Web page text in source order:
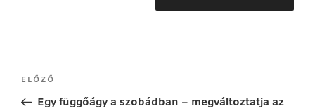
Bejegyzés
navigáció
Korábbi
bejegyzés
ELŐZŐ
Egy függőágy a szobádban – megváltoztatja az